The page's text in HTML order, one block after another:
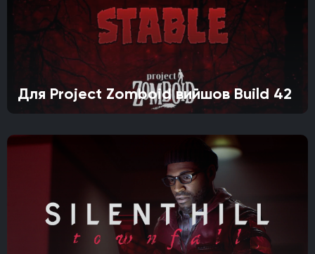
Для Project Zomboid вийшов Build 42